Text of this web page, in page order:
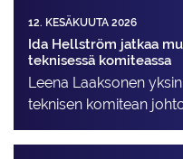
12. KESÄKUUTA 2026
Ida Hellström jatkaa
teknisessä komiteassa
Leena Laaksonen
teknisen komitean